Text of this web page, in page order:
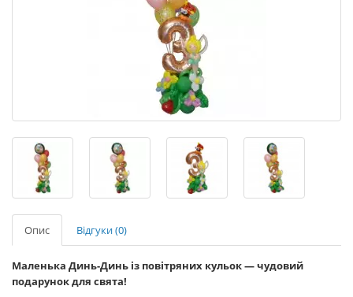
Опис Відгуки (0)
Маленька Динь-Динь із повітряних кульок — чудовий
подарунок для свята!